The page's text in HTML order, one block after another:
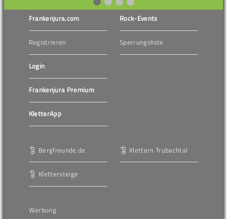
Frankenjura.com
Registrieren
Login
Frankenjura Premium
KletterApp
Rock-Events
Sperrungsliste
Bergfreunde.de
Klettersteige
Klettern Trubachtal
Werbung